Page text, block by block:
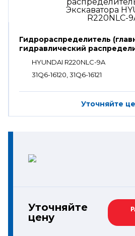
Гидрораспределитель
гидравлический
HYUNDAI R220NLC-9A
31Q6-16120, 31Q6-16121
Уточняйте
Уточняйте
цену